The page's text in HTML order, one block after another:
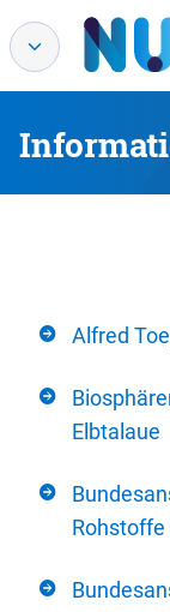
Alfred
Elbtalaue
Rohstoffe